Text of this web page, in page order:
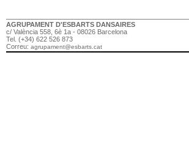
AGRUPAMENT D'ESBARTS DANSAIRES
c/ València 558, 6è 1a - 08026 Barcelona
Tel. (+34) 622 526 873
Correu: agrupament@esbarts.cat